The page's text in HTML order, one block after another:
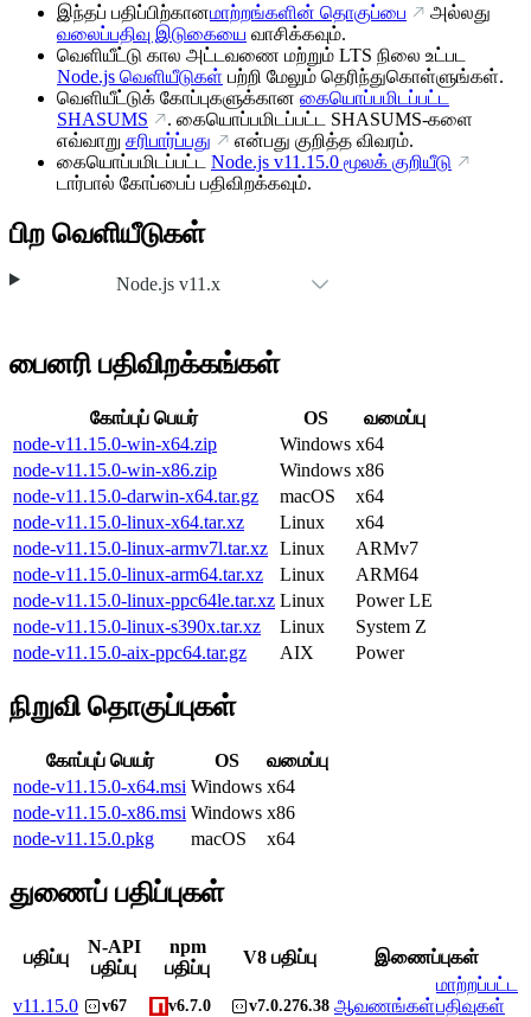
இந்தப் பதிப்பிற்கானமாற்றங்களின் தொகுப்பை
அல்லது
வலைப்பதிவு இடுகையை வாசிக்கவும்.
வெளியீட்டு கால அட்டவணை மற்றும் LTS நிலை உட்பட
Node.js வெளியீடுகள் பற்றி மேலும் தெரிந்துகொள்ளுங்கள்.
வெளியீட்டுக் கோப்புகளுக்கான கையொப்பமிடப்பட்ட
SHASUMS
. கையொப்பமிடப்பட்ட SHASUMS-களை
எவ்வாறு சரிபார்ப்பது
என்பது குறித்த விவரம்.
கையொப்பமிடப்பட்ட Node.js v11.15.0 மூலக் குறியீடு
டார்பால் கோப்பைப் பதிவிறக்கவும்.
பிற வெளியீடுகள்
Node.js v11.x
பைனரி பதிவிறக்கங்கள்
கோப்புப் பெயர் OS
வமைப்பு
node-v11.15.0-win-x64.zip
Windows x64
node-v11.15.0-win-x86.zip
Windows x86
node-v11.15.0-darwin-x64.tar.gz
macOS
x64
node-v11.15.0-linux-x64.tar.xz
Linux
x64
node-v11.15.0-linux-armv7l.tar.xz Linux
ARMv7
node-v11.15.0-linux-arm64.tar.xz
Linux
ARM64
node-v11.15.0-linux-ppc64le.tar.xz Linux
Power LE
node-v11.15.0-linux-s390x.tar.xz
Linux
System Z
node-v11.15.0-aix-ppc64.tar.gz
AIX Power
நிறுவி தொகுப்புகள்
கோப்புப் பெயர் OS
வமைப்பு
node-v11.15.0-x64.msi Windows x64
node-v11.15.0-x86.msi Windows x86
node-v11.15.0.pkg
macOS x64
துணைப் பதிப்புகள்
பதிப்பு
N-API
பதிப்பு
npm
பதிப்பு
V8 பதிப்பு இணைப்புகள்
v11.15.0 v67 v6.7.0 v7.0.276.38 ஆவணங்கள்
மாற்றப்பட்ட
பதிவுகள்